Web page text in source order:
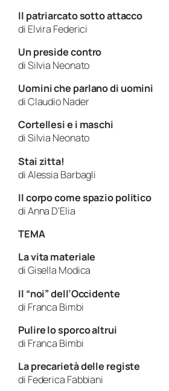
Il patriarcato sotto attacco
di Elvira Federici
Un preside contro
di Silvia Neonato
Uomini che parlano di uomini
di Claudio Nader
Cortellesi e i maschi
di Silvia Neonato
Stai zitta!
di Alessia Barbagli
Il corpo come spazio politico
di Anna D’Elia
TEMA
La vita materiale
di Gisella Modica
Il “noi” dell’Occidente
di Franca Bimbi
Pulire lo sporco altrui
di Franca Bimbi
La precarietà delle registe
di Federica Fabbiani